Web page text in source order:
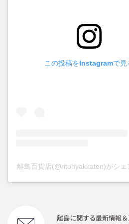
この投稿をInstagramで見
離島百貨店(@ritohyakkaten)がシェ
離島に関する最新情報